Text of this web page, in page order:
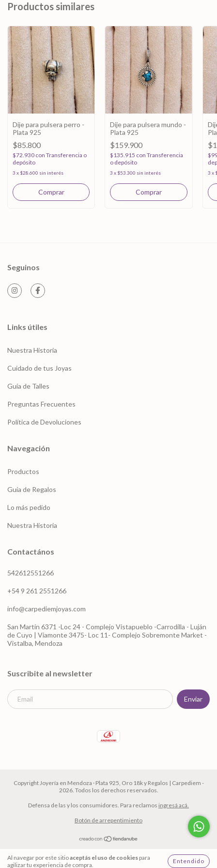
Al navegar por este sitioaceptás el uso de cookies para
agilizar tu experiencia de compra.
Entendido
Productos similares
Dije para pulsera perro -
Plata 925
$85.800
$72.930 con Transferencia o
depósito
3 x $28.600 sin interés
Dije para pulsera mundo -
Plata 925
$159.900
$135.915 con Transferencia
o depósito
3 x $53.300 sin interés 3 x
Seguinos
Links útiles
Nuestra Historia
Cuidado de tus Joyas
Guía de Talles
Preguntas Frecuentes
Política de Devoluciones
Navegación
Productos
Guía de Regalos
Lo más pedido
Nuestra Historia
Contactános
542612551266
+54 9 261 2551266
info@carpediemjoyas.com
San Martín 6371 -Loc 24 - Complejo Vistapueblo -Carrodilla - Luján
de Cuyo | Viamonte 3475- Loc 11- Complejo Sobremonte Market -
Vistalba, Mendoza
Suscribite al newsletter
Copyright Joyería en Mendoza · Plata 925, Oro 18k y Regalos | Carpediem -
2026. Todos los derechos reservados.
Defensa de las y los consumidores. Para reclamos ingresá acá.
Botón de arrepentimiento